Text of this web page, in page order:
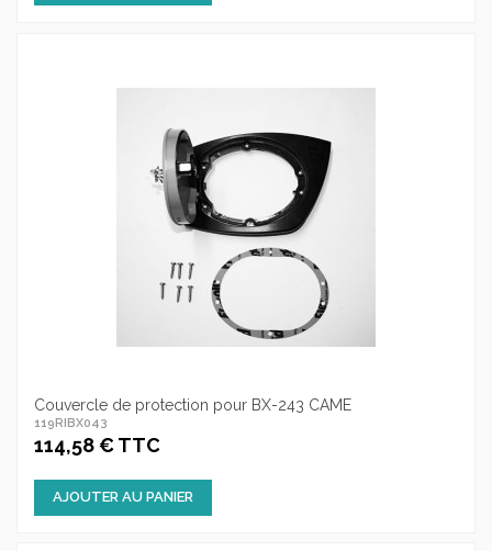
Couvercle de protection pour BX-243 CAME
119RIBX043
114,58 € TTC
AJOUTER AU PANIER